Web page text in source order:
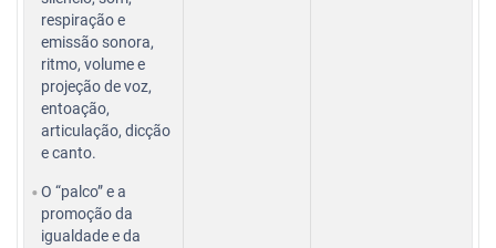
respiração e
emissão sonora,
ritmo, volume e
projeção de voz,
entoação,
articulação, dicção
e canto.
O “palco” e a
promoção da
igualdade e da